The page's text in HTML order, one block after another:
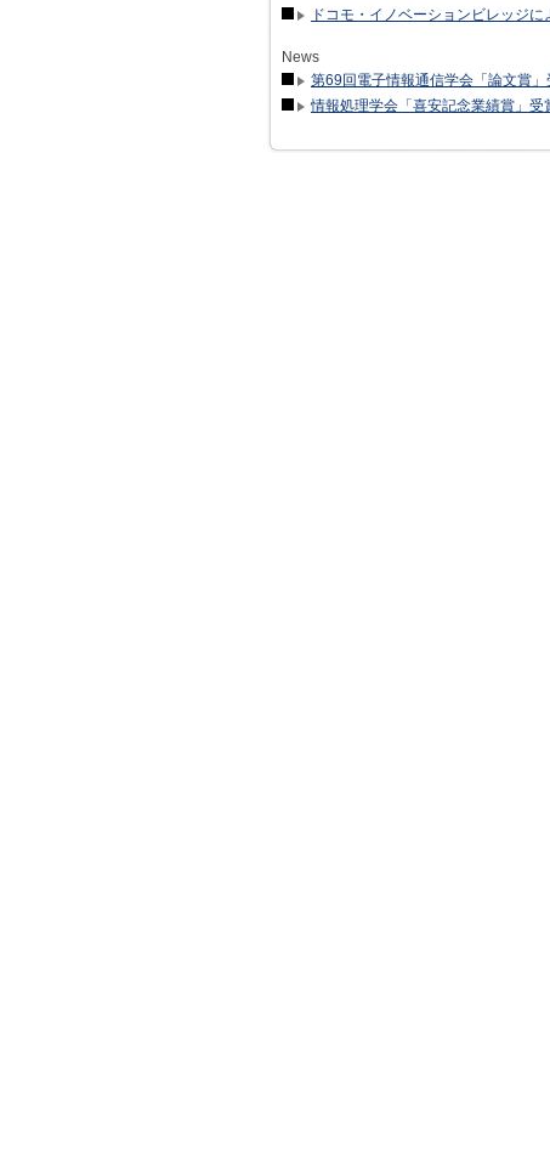
ドコモ・イノベーションビレッジに
News
第69回電子情報通信学会「論文賞」
情報処理学会「喜安記念業績賞」受